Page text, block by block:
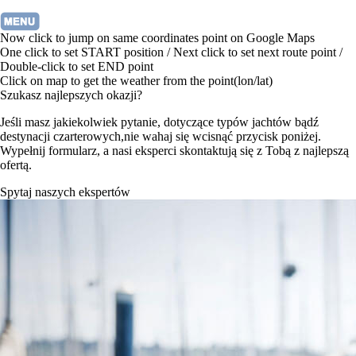
Now click to jump on same coordinates point on Google Maps
One click to set START position / Next click to set next route point /
Double-click to set END point
Click on map to get the weather from the point(lon/lat)
Szukasz najlepszych okazji?
Jeśli masz jakiekolwiek pytanie, dotyczące typów jachtów bądź
destynacji czarterowych,nie wahaj się wcisnąć przycisk poniżej.
Wypełnij formularz, a nasi eksperci skontaktują się z Tobą z najlepszą
ofertą.
Spytaj naszych ekspertów